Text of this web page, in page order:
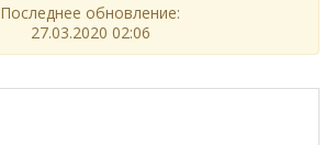
Последнее обновление:
27.03.2020 02:06